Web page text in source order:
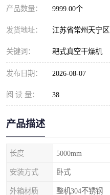
产品数量： 9999.00个
发货地址： 江苏省常州天宁区
关键词： 耙式真空干燥机
发布日期： 2026-08-07
阅 读 量： 38
产品描述
长度 5000mm
安装方式 卧式
外箱材质 整机304不锈钢